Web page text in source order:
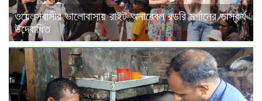
ওয়েলসবাসীর ভালোবাসায় রাইট অনারেবল রডরি মর্গানের ভাস্কর্য
উদ্বোধিত